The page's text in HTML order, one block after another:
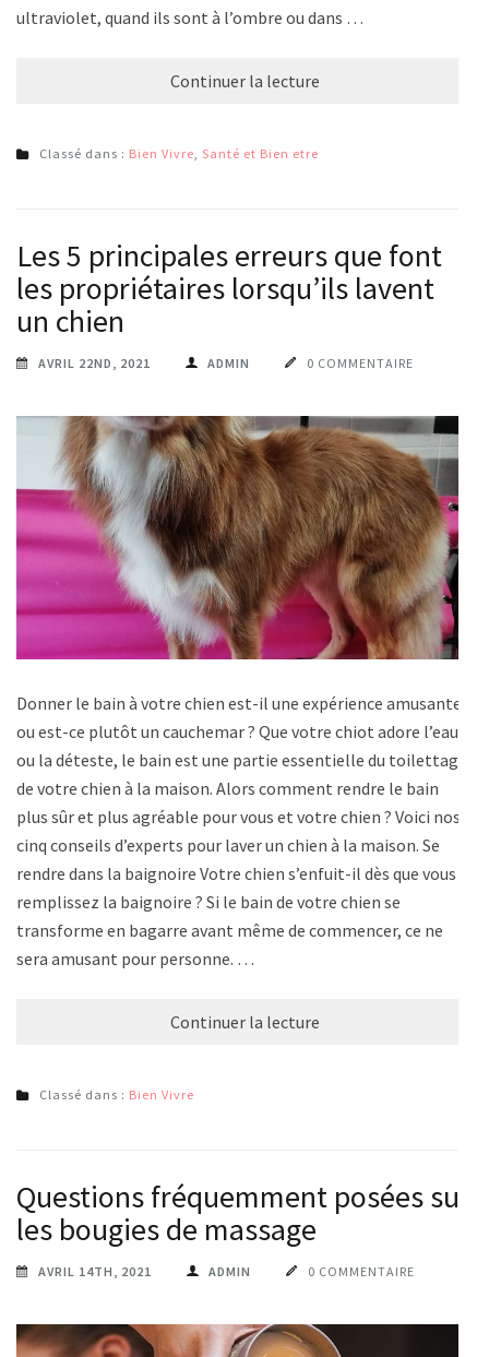
ultraviolet, quand ils sont à l’ombre ou dans …
Continuer la lecture
Classé dans : Bien Vivre Santé et Bien etre
Les 5 principales erreurs que font
les propriétaires lorsqu’ils lavent
un chien
AVRIL 22ND, 2021 ADMIN 0 COMMENTAIRE
Donner le bain à votre chien est-il une expérience amusante-
ou est-ce plutôt un cauchemar ? Que votre chiot adore l’eau
ou la déteste, le bain est une partie essentielle du toilettage
de votre chien à la maison. Alors comment rendre le bain
plus sûr et plus agréable pour vous et votre chien ? Voici nos
cinq conseils d’experts pour laver un chien à la maison. Se
rendre dans la baignoire Votre chien s’enfuit-il dès que vous
remplissez la baignoire ? Si le bain de votre chien se
transforme en bagarre avant même de commencer, ce ne
sera amusant pour personne. …
Continuer la lecture
Classé dans : Bien Vivre
Questions fréquemment posées sur
les bougies de massage
AVRIL 14TH, 2021 ADMIN 0 COMMENTAIRE